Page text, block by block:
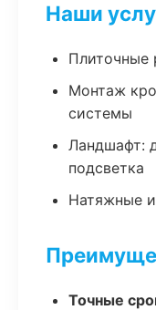
Наши
Плиточные
Монтаж
системы
Ландшафт:
подсветка
Натяжные
Точные